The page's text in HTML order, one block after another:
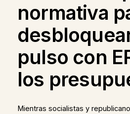
normativa
pulso con
los
Mientras socialistas y